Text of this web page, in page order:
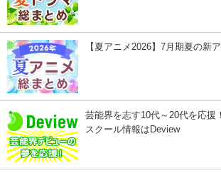
【夏アニメ2026】7月期夏の新
芸能界を志す10代～20代を応援
スクール情報はDeview